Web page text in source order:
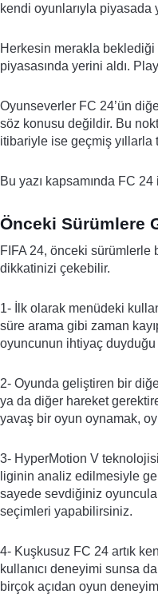
kendi oyunlarıyla piyasada
Herkesin merakla beklediği
piyasasında yerini aldı.
Oyunseverler FC 24’ün
söz konusu değildir. Bu
itibariyle ise geçmiş yıllarla
Bu yazı kapsamında FC
Önceki Sürümlere
FIFA 24, önceki sürümlerle
dikkatinizi çekebilir.
1- İlk olarak menüdeki
süre arama gibi zaman
oyuncunun ihtiyaç
2- Oyunda geliştiren bir
ya da diğer hareket
yavaş bir oyun oynamak,
3- HyperMotion V
liginin analiz edilmesiyle
sayede sevdiğiniz
seçimleri yapabilirsiniz.
4- Kuşkusuz FC 24 artık
kullanıcı deneyimi sunsa
birçok açıdan oyun